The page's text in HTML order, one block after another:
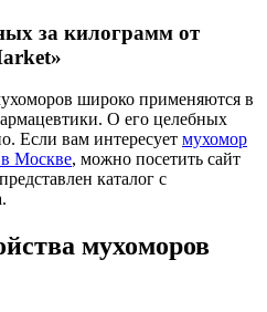
за килограмм от
широко применяются в
О его целебных
Если вам интересует мухомор
Москве, можно посетить сайт
каталог с
мухоморов